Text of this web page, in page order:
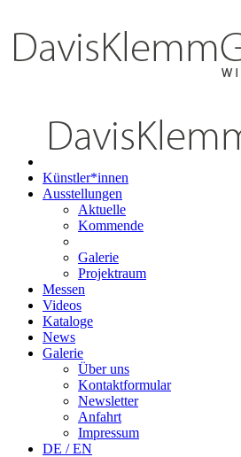
Künstler*innen
Ausstellungen
Aktuelle
Kommende
Galerie
Projektraum
Messen
Videos
Kataloge
News
Galerie
Über uns
Kontaktformular
Newsletter
Anfahrt
Impressum
DE / EN